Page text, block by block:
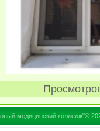
медицинский колледж"©